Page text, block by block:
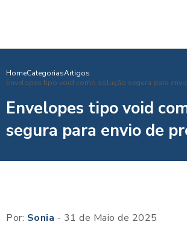
HomeCategoriasArtigos
Envelopes tipo void como solução segura para
Envelopes tipo void
segura para envio de
Por: Sonia - 31 de Maio de 2025